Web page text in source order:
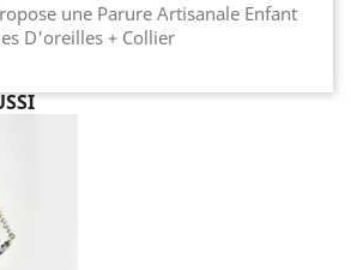
une Parure Artisanale Enfant
D'oreilles + Collier